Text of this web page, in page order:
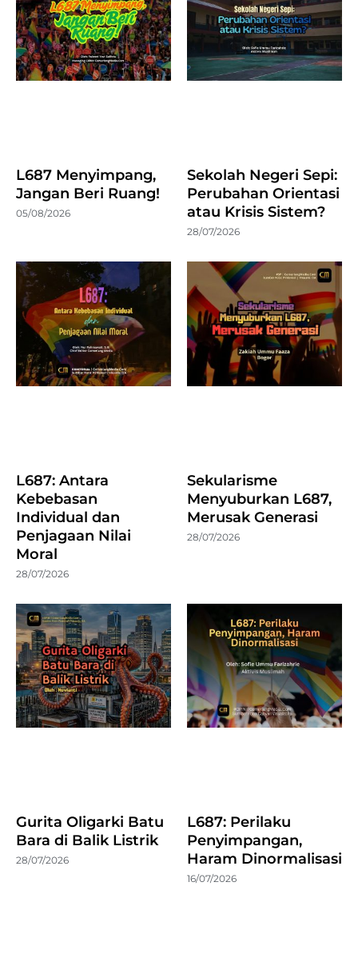
L687 Menyimpang,
Jangan Beri Ruang!
05/08/2026
Sekolah Negeri Sepi:
Perubahan Orientasi
atau Krisis Sistem?
28/07/2026
L687: Antara
Kebebasan
Individual dan
Penjagaan Nilai
Moral
28/07/2026
Sekularisme
Menyuburkan L687,
Merusak Generasi
28/07/2026
Gurita Oligarki Batu
Bara di Balik Listrik
28/07/2026
L687: Perilaku
Penyimpangan,
Haram Dinormalisasi
16/07/2026